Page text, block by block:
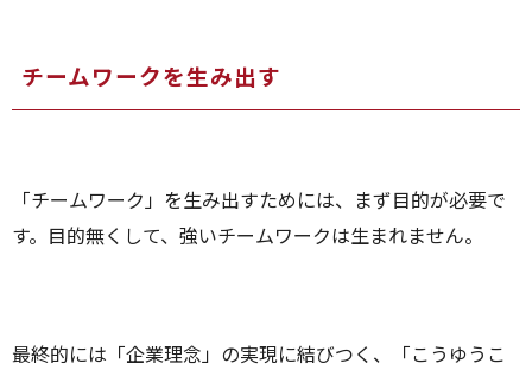
チームワークを生み出す
「チームワーク」を生み出すためには、まず目的が必要で
す。目的無くして、強いチームワークは生まれません。
最終的には「企業理念」の実現に結びつく、「こうゆうこ